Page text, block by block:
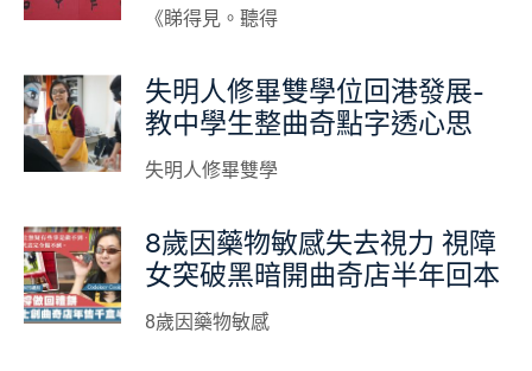
《睇得見。聽得
失明人修畢雙學位回港發展-
教中學生整曲奇點字透心思
失明人修畢雙學
8歲因藥物敏感失去視力 視障
女突破黑暗開曲奇店半年回本
8歲因藥物敏感